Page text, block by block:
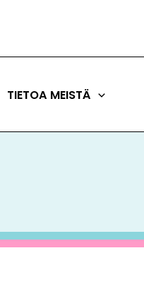
TIETOA MEISTÄ